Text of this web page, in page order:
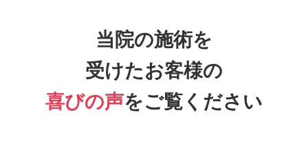
当院の施術を
受けたお客様の
喜びの声をご覧ください